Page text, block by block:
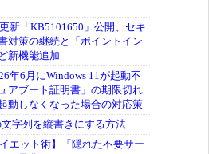
新「KB5101650」公開、セキ
対策の継続と「ポイントイン
新機能追加
年6月にWindows 11が起動不
ブート証明書」の期限切れ
動しなくなった場合の対応策
字列を縦書きにする方法
イエット術】「隠れた不要サー